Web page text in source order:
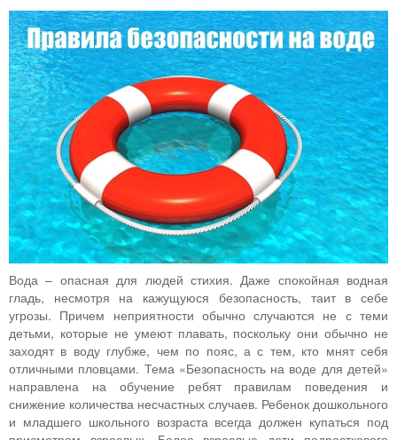
Вода – опасная для людей стихия. Даже спокойная водная
гладь, несмотря на кажущуюся безопасность, таит в себе
угрозы. Причем неприятности обычно случаются не с теми
детьми, которые не умеют плавать, поскольку они обычно не
заходят в воду глубже, чем по пояс, а с тем, кто мнят себя
отличными пловцами. Тема «Безопасность на воде для детей»
направлена на обучение ребят правилам поведения и
снижение количества несчастных случаев. Ребенок дошкольного
и младшего школьного возраста всегда должен купаться под